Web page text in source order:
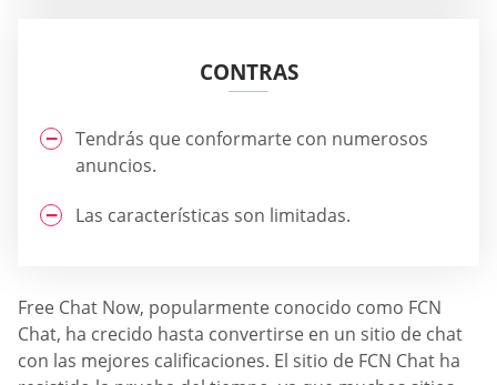
CONTRAS
Tendrás que conformarte con numerosos
anuncios.
Las características son limitadas.
Free Chat Now, popularmente conocido como FCN
Chat, ha crecido hasta convertirse en un sitio de chat
con las mejores calificaciones. El sitio de FCN Chat ha